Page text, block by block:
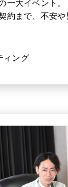
一大イベント
約まで、不安や
では、不動産会
るお客様の具体
ィング